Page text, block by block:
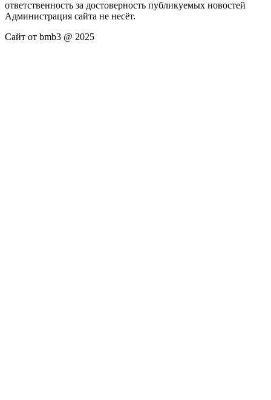
ответственность за достоверность публикуемых новостей
Администрация сайта не несёт.
Сайт от bmb3 @ 2025